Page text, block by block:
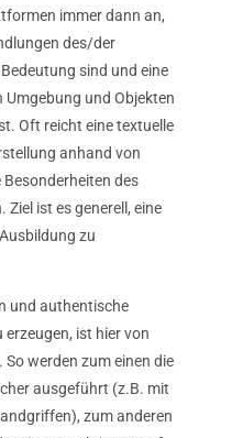
immer dann an,
des/der
sind und eine
und Objekten
Oft reicht eine textuelle
anhand von
des
ist es generell, eine
zu
und authentische
ist hier von
werden zum einen die
ausgeführt (z.B. mit
zum anderen